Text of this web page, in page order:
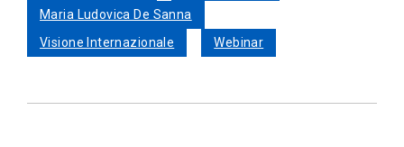
Maria Ludovica De Sanna
Visione Internazionale
Webinar